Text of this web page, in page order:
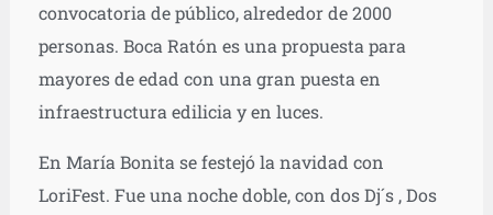
convocatoria de público, alrededor de 2000
personas. Boca Ratón es una propuesta para
mayores de edad con una gran puesta en
infraestructura edilicia y en luces.
En María Bonita se festejó la navidad con
LoriFest. Fue una noche doble, con dos Dj´s , Dos